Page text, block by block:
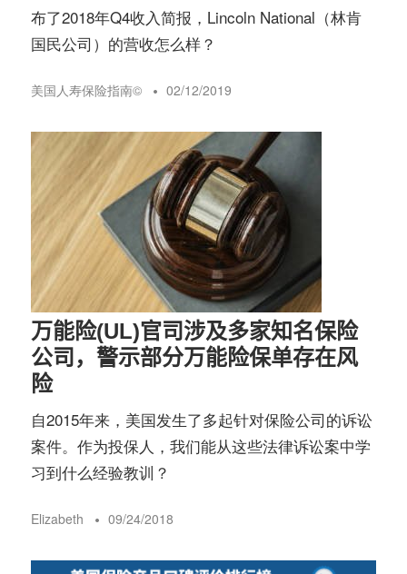
布了2018年Q4收入简报，Lincoln National（林肯
国民公司）的营收怎么样？
美国人寿保险指南©️ 02/12/2019
万能险(UL)官司涉及多家知名保险
公司，警示部分万能险保单存在风
险
自2015年来，美国发生了多起针对保险公司的诉讼
案件。作为投保人，我们能从这些法律诉讼案中学
习到什么经验教训？
Elizabeth 09/24/2018